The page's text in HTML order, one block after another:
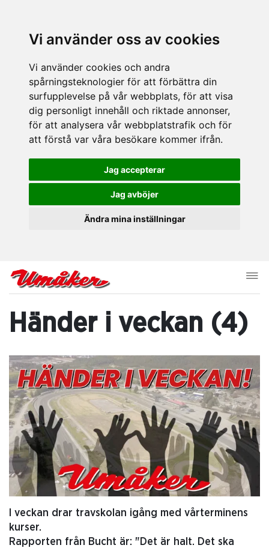
Vi använder oss av cookies
Vi använder cookies och andra
spårningsteknologier för att förbättra din
surfupplevelse på vår webbplats, för att visa
dig personligt innehåll och riktade annonser,
för att analysera vår webbplatstrafik och för
att förstå var våra besökare kommer ifrån.
Jag accepterar
Jag avböjer
Ändra mina inställningar
Händer i veckan (4)
I veckan drar travskolan igång med vårterminens
kurser.
Rapporten från Bucht är: "Det är halt. Det ska